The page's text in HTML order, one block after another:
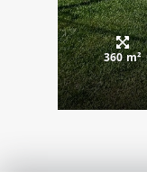
360 m²